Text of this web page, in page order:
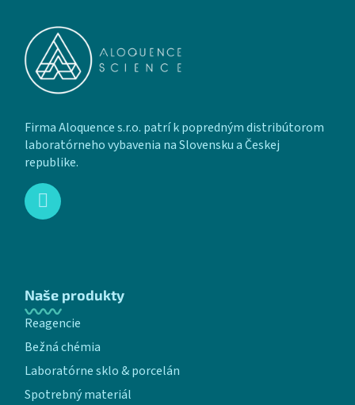
Firma Aloquence s.r.o. patrí k popredným distribútorom
laboratórneho vybavenia na Slovensku a Českej
republike.
Naše produkty
Reagencie
Bežná chémia
Laboratórne sklo & porcelán
Spotrebný materiál